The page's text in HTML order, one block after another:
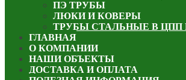
ПЭ ТРУБЫ
ЛЮКИ И КОВЕРЫ
ТРУБЫ СТАЛЬНЫЕ В ЦПП
ГЛАВНАЯ
О КОМПАНИИ
НАШИ ОБЪЕКТЫ
ДОСТАВКА И ОПЛАТА